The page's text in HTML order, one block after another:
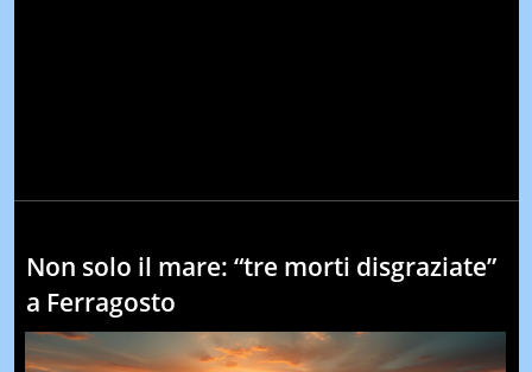
Non solo il mare: “tre morti disgraziate”
a Ferragosto